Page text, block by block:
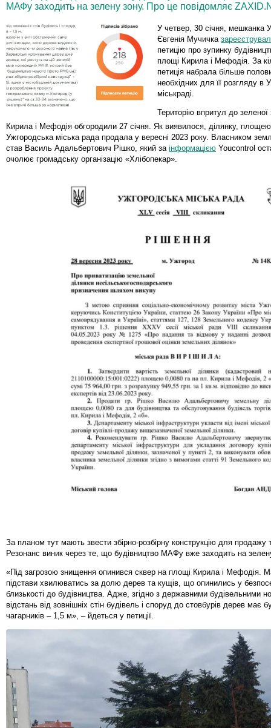
МАФу заходить на зелену зону. Про це повідомляє
У четвер, 30 січня, мешканка
Євгенія Мучичка
петицію про зупинку
площі Кирила і Мефодія. За
петиція набрала більше
необхідних для її розгляду в
міськраді.
Територію впритул до
Кирила і Мефодія обгородили 27 січня. Як виявилося, ділянку,
Ужгородська міська рада продала у вересні 2023 року. Власником
став Василь Адальбертович Рішко, який за інформацією Youcontrol
очолює громадську організацію «Хлібопекар».
За планом тут мають звести збірно-розбірну конструкцію для продажу
Резонанс виник через те, що будівництво МАФу вже заходить на
«Під загрозою знищення опинився сквер на площі Кирила і Мефодія.
підстави хвилюватись за долю дерев та кущів, що опинились у
близькості до будівництва. Адже, згідно з державними будівельними
відстань від зовнішніх стін будівель і споруд до стовбурів дерев має
чагарників – 1,5 м», – йдеться у петиції.